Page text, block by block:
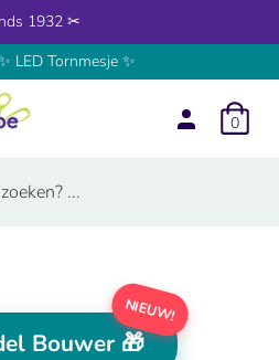
1932 ✂
LED Tornmesje ✨
0
Bouwer 🎁
NIEUW!